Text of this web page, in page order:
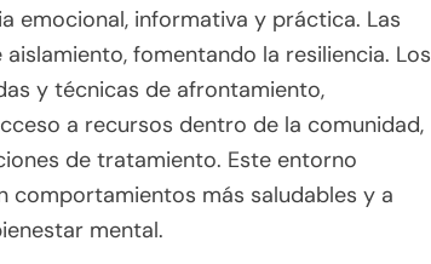
emocional, informativa y práctica. Las
fomentando la resiliencia. Los
y técnicas de afrontamiento,
a recursos dentro de la comunidad,
de tratamiento. Este entorno
comportamientos más saludables y a
mental.